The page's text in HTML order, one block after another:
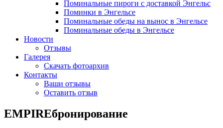
Поминальные пироги с доставкой Энгельс
Поминки в Энгельсе
Поминальные обеды на вынос в Энгельсе
Поминальные обеды в Энгельсе
Новости
Отзывы
Галерея
Скачать фотоархив
Контакты
Ваши отзывы
Оставить отзыв
EMPIREбронирование